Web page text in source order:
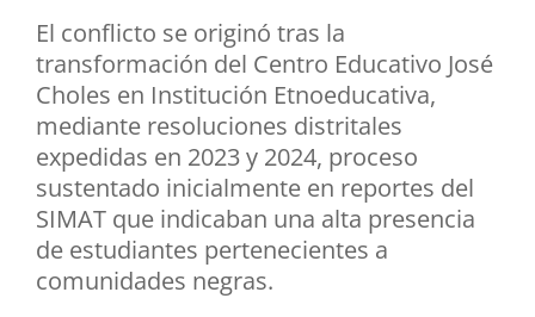
El conflicto se originó tras la
transformación del Centro Educativo José
Choles en Institución Etnoeducativa,
mediante resoluciones distritales
expedidas en 2023 y 2024, proceso
sustentado inicialmente en reportes del
SIMAT que indicaban una alta presencia
de estudiantes pertenecientes a
comunidades negras.